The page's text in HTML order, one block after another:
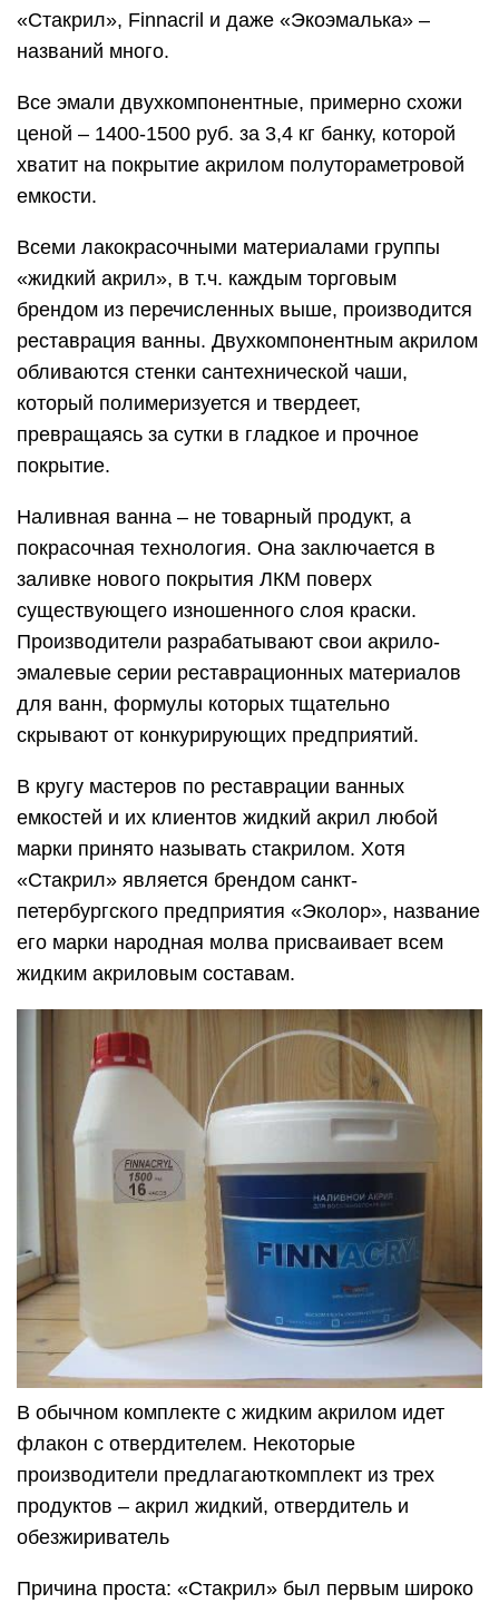
«Стакрил», Finnacril и даже «Экоэмалька» –
названий много.
Все эмали двухкомпонентные, примерно схожи
ценой – 1400-1500 руб. за 3,4 кг банку, которой
хватит на покрытие акрилом полутораметровой
емкости.
Всеми лакокрасочными материалами группы
«жидкий акрил», в т.ч. каждым торговым
брендом из перечисленных выше, производится
реставрация ванны. Двухкомпонентным акрилом
обливаются стенки сантехнической чаши,
который полимеризуется и твердеет,
превращаясь за сутки в гладкое и прочное
покрытие.
Наливная ванна – не товарный продукт, а
покрасочная технология. Она заключается в
заливке нового покрытия ЛКМ поверх
существующего изношенного слоя краски.
Производители разрабатывают свои акрило-
эмалевые серии реставрационных материалов
для ванн, формулы которых тщательно
скрывают от конкурирующих предприятий.
В кругу мастеров по реставрации ванных
емкостей и их клиентов жидкий акрил любой
марки принято называть стакрилом. Хотя
«Стакрил» является брендом санкт-
петербургского предприятия «Эколор», название
его марки народная молва присваивает всем
жидким акриловым составам.
В обычном комплекте с жидким акрилом идет
флакон с отвердителем. Некоторые
производители предлагаюткомплект из трех
продуктов – акрил жидкий, отвердитель и
обезжириватель
Причина проста: «Стакрил» был первым широко